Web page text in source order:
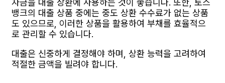
자금을 대출 상환에 사용하는 것이 좋습니다. 또한, 토스
뱅크의 대출 상품 중에는 중도 상환 수수료가 없는 상품
도 있으므로, 이러한 상품을 활용하여 부채를 효율적으
로 관리할 수 있습니다.
대출은 신중하게 결정해야 하며, 상환 능력을 고려하여
적절한 금액을 빌려야 합니다.